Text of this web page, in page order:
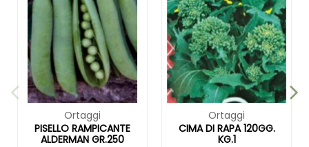
Ortaggi
PISELLO RAMPICANTE
ALDERMAN GR.250
Ortaggi
CIMA DI RAPA 120GG.
KG.1